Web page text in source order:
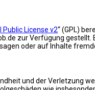
Public License v2“ (GPL)
zur Verfügung
oder auf Inhalte
und der Verletzung